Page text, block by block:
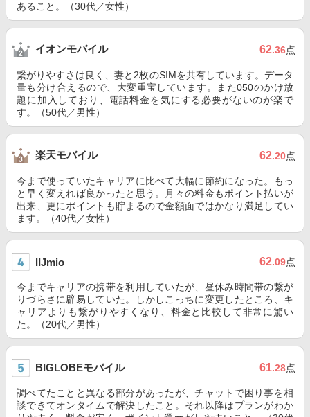
あること。（30代／女性）
イオンモバイル 62.36点
繋がりやすさは良く、妻と2枚のSIMを共有しています。データ
量も分け合えるので、大変重宝しています。また050のかけ放
題に加入しており、電話料金を気にする必要がないのが楽で
す。（50代／男性）
楽天モバイル 62.20点
今まで使っていたキャリアに比べて大幅に節約になった。もっ
と早く変えれば良かったと思う。月々の料金もポイント払いが
出来、更にポイントも貯まるので金額面ではかなり満足してい
ます。（40代／女性）
IIJmio 62.09点
今までキャリアの携帯を利用していたが、昼休み時間帯の繋が
りづらさに辟易していた。しかしこっちに変更したところ、キ
ャリアよりも繋がりやすくなり、料金と比較して非常に驚い
た。（20代／男性）
BIGLOBEモバイル 61.28点
調べてたことと異なる部分があったが、チャットで困り事を相
談できてオンタイムで解決したこと。それ以降はプランがわか